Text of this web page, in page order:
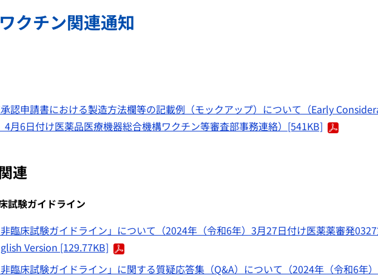
クチン関連通知
認申請書における製造方法欄等の記載例（モックアップ）について（Early
月6日付け医薬品医療機器総合機構ワクチン等審査部事務連絡）[541KB]
連
試験ガイドライン
非臨床試験ガイドライン」について（2024年（令和6年）3月27日付け医薬薬審発
Version [129.77KB]
非臨床試験ガイドライン」に関する質疑応答集（Q&A）について（2024年（令和6年